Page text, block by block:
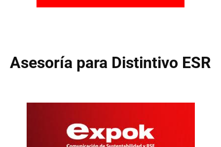
Asesoría para Distintivo ESR